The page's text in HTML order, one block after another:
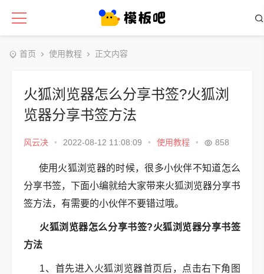
首页 使用教程 正文内容
火狐浏览器怎么分享书签?火狐浏
览器分享书签方法
风云决 • 2022-08-12 11:08:09 • 使用教程 • 858
使用火狐浏览器的时候，很多小伙伴不知道怎么
分享书签，下面小编就给大家带来火狐浏览器分享书
签方法，有需要的小伙伴不要错过哦。
火狐浏览器怎么分享书签?火狐浏览器分享书签
方法
1、首先进入火狐浏览器首页后，点击右下角图